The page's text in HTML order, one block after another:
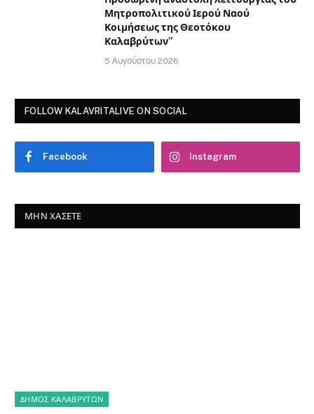
Μητροπολιτικού Ιερού Ναού
Κοιμήσεως της Θεοτόκου
Καλαβρύτων”
5 Αυγούστου 2026
FOLLOW KALAVRITALIVE ON SOCIAL
Facebook Instagram
ΜΗΝ ΧΆΣΕΤΕ
ΔΗΜΟΣ ΚΑΛΑΒΡΥΤΩΝ